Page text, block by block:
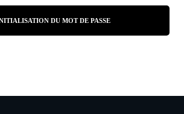
DU MOT DE PASSE